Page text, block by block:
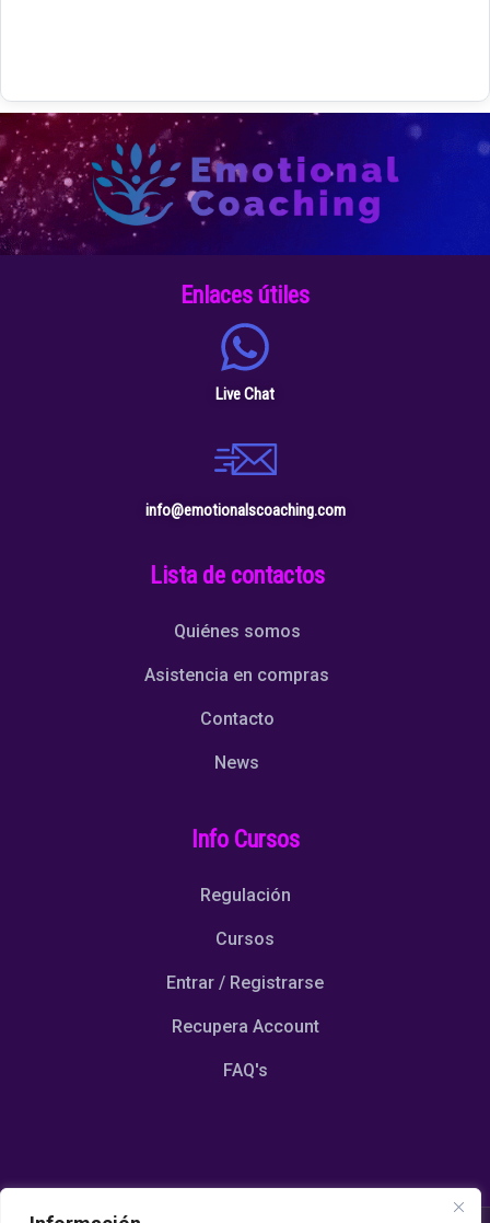
Enlaces útiles
Live Chat
info@emotionalscoaching.com
Lista de contactos
Quiénes somos
Asistencia en compras
Contacto
News
Info Cursos
Regulación
Cursos
Entrar / Registrarse
Recupera Account
FAQ's